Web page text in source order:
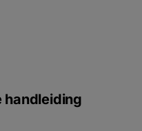
handleiding